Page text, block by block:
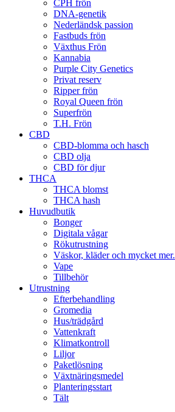
CPH frön
DNA-genetik
Nederländsk passion
Fastbuds frön
Växthus Frön
Kannabia
Purple City Genetics
Privat reserv
Ripper frön
Royal Queen frön
Superfrön
T.H. Frön
CBD
CBD-blomma och hasch
CBD olja
CBD för djur
THCA
THCA blomst
THCA hash
Huvudbutik
Bonger
Digitala vågar
Rökutrustning
Väskor, kläder och mycket mer.
Vape
Tillbehör
Utrustning
Efterbehandling
Gromedia
Hus/trädgård
Vattenkraft
Klimatkontroll
Liljor
Paketlösning
Växtnäringsmedel
Planteringsstart
Tält